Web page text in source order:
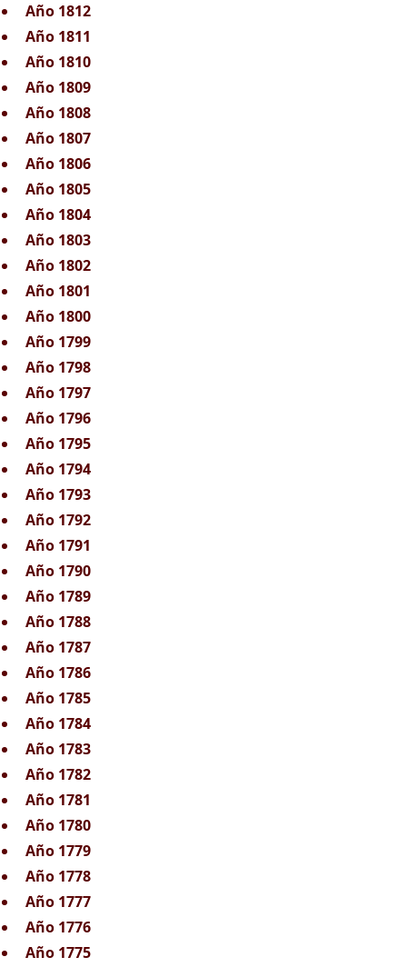
Año 1812
Año 1811
Año 1810
Año 1809
Año 1808
Año 1807
Año 1806
Año 1805
Año 1804
Año 1803
Año 1802
Año 1801
Año 1800
Año 1799
Año 1798
Año 1797
Año 1796
Año 1795
Año 1794
Año 1793
Año 1792
Año 1791
Año 1790
Año 1789
Año 1788
Año 1787
Año 1786
Año 1785
Año 1784
Año 1783
Año 1782
Año 1781
Año 1780
Año 1779
Año 1778
Año 1777
Año 1776
Año 1775